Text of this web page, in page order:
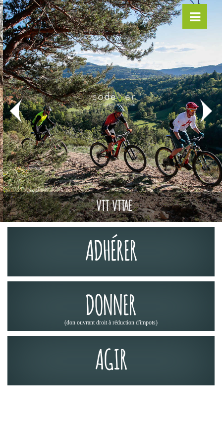
VTT VTTAE
ADHÉRER
DONNER
(don ouvrant droit à réduction d'impots)
AGIR